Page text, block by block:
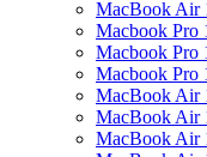
MacBook Air
Macbook Pro
Macbook Pro
Macbook Pro
MacBook Air
MacBook Air
MacBook Air